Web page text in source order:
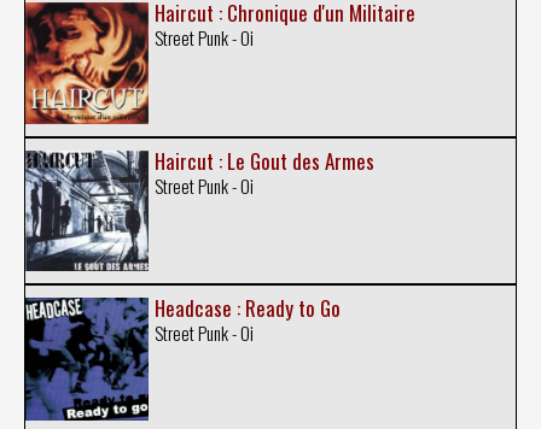
Haircut : Chronique d'un Militaire
Street Punk - Oi
Haircut : Le Gout des Armes
Street Punk - Oi
Headcase : Ready to Go
Street Punk - Oi